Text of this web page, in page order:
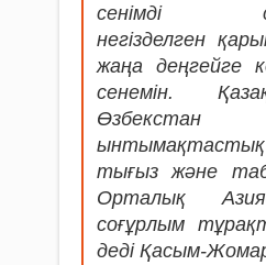
сенімді
негізделген
жаңа деңгейге
сенемін.
Өзбекстан
тығыз және
Орталық
соғұрлым
деді Қасым-